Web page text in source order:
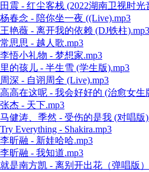
田震 - 红尘客栈 (2022湖南卫视时光
杨春念 - 陪你坐一夜 ((Live).mp3
王艳薇 - 离开我的依赖 (DJ铁柱).mp3
常思思 - 越人歌.mp3
李悟小礼物 - 梦想家.mp3
里的孩儿 - 半生雪 (学生版).mp3
周深 - 自诩周全 (Live).mp3
高高在这呢 - 我会好好的 (治愈女生
张杰 - 天下.mp3
马健涛、季然 - 受伤的是我 (对唱版
Try Everything - Shakira.mp3
李昕融 - 新娃哈哈.mp3
李昕融 - 我知道.mp3
就是南方凯 - 离别开出花（弹唱版